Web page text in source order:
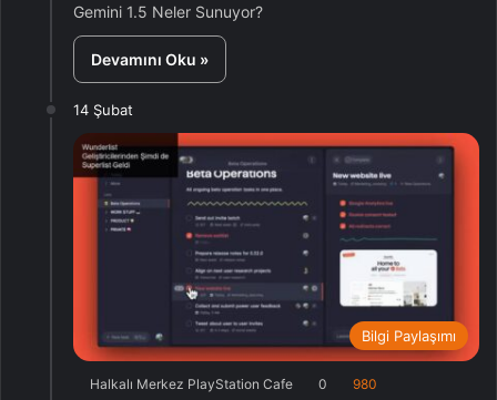
Gemini 1.5 Neler Sunuyor?
Devamını Oku »
14 Şubat
Bilgi Paylaşımı
Halkalı Merkez PlayStation Cafe 0 980